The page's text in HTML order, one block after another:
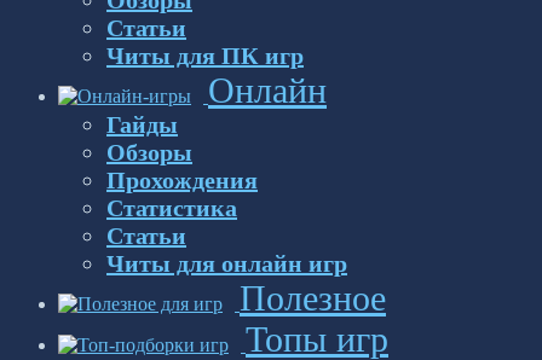
Статьи
Читы для ПК игр
Онлайн
Гайды
Обзоры
Прохождения
Статистика
Статьи
Читы для онлайн игр
Полезное
Топы игр